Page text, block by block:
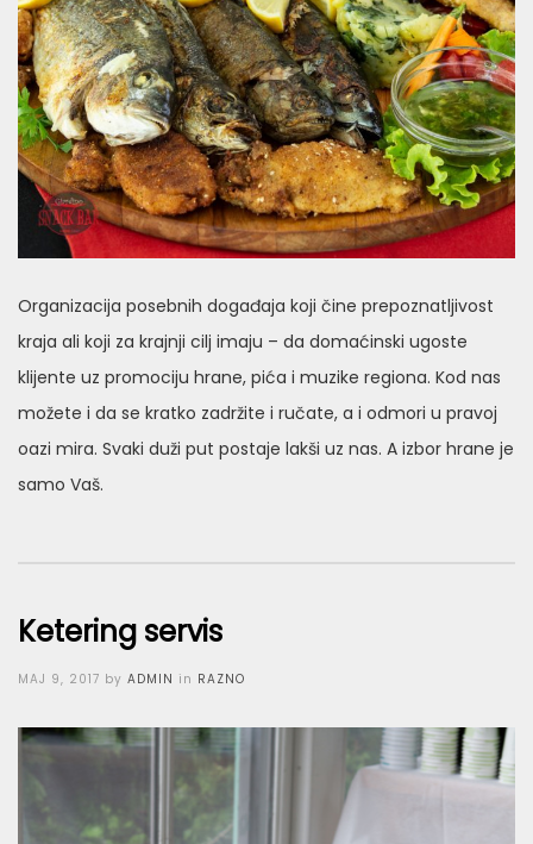
Organizacija posebnih događaja koji čine prepoznatljivost
kraja ali koji za krajnji cilj imaju – da domaćinski ugoste
klijente uz promociju hrane, pića i muzike regiona. Kod nas
možete i da se kratko zadržite i ručate, a i odmori u pravoj
oazi mira. Svaki duži put postaje lakši uz nas. A izbor hrane je
samo Vaš.
Ketering servis
Posted
MAJ 9, 2017 by ADMIN in RAZNO